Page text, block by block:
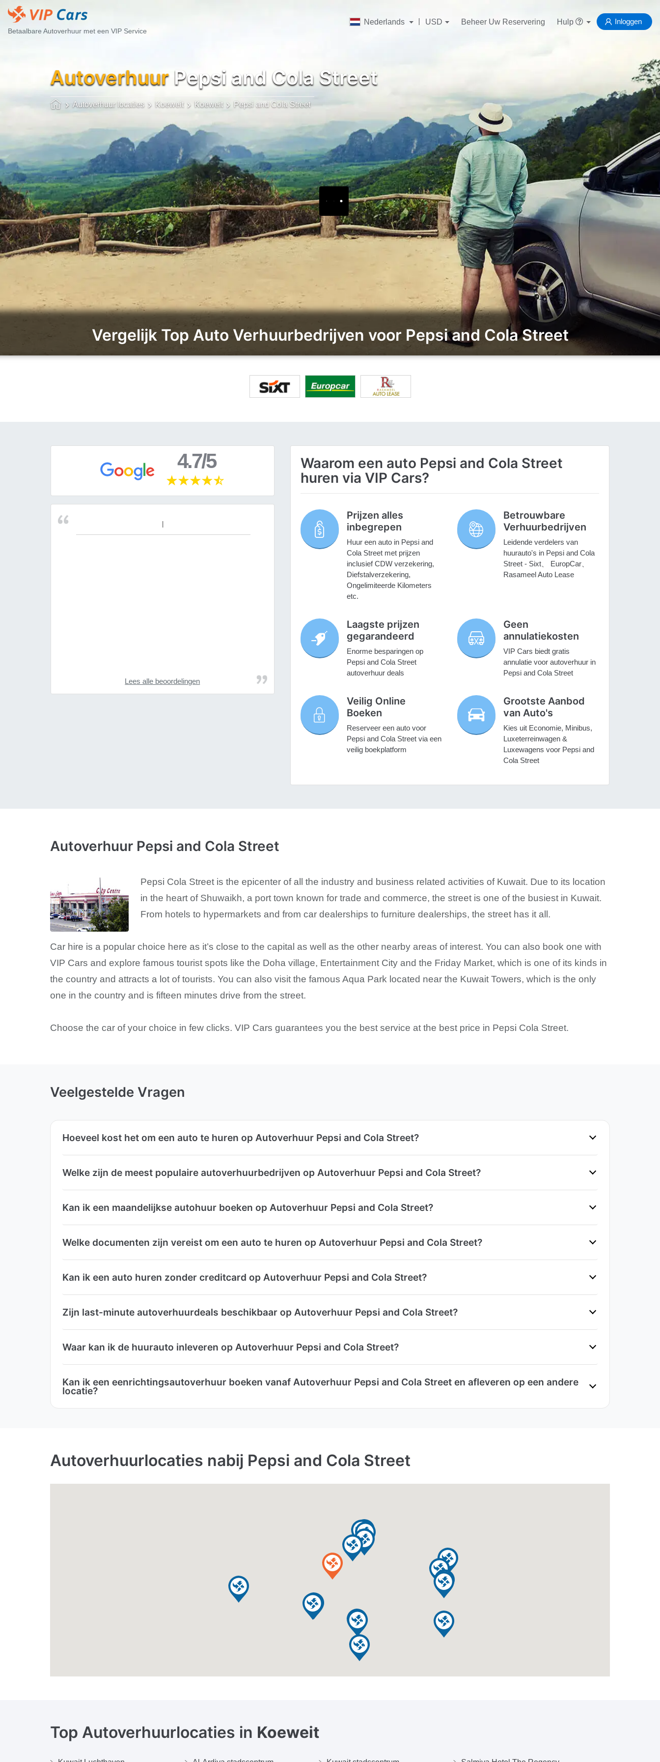
Betaalbare Autoverhuur met een VIP Service
Nederlands USD Beheer Uw Reservering Hulp Inloggen
AutoverhuurPepsi and Cola Street
Autoverhuur locaties Koeweit Koeweit Pepsi and Cola Street
Vergelijk Top Auto Verhuurbedrijven voor Pepsi and Cola Street
4.7/5
Lees alle beoordelingen
Waarom een auto Pepsi and Cola Street
huren via VIP Cars?
Prijzen alles
inbegrepen
Huur een auto in Pepsi and
Cola Street met prijzen
inclusief CDW verzekering,
Diefstalverzekering,
Ongelimiteerde Kilometers
etc.
Betrouwbare
Verhuurbedrijven
Leidende verdelers van
huurauto's in Pepsi and Cola
Street - Sixt、 EuropCar、
Rasameel Auto Lease
Laagste prijzen
gegarandeerd
Enorme besparingen op
Pepsi and Cola Street
autoverhuur deals
Geen
annulatiekosten
VIP Cars biedt gratis
annulatie voor autoverhuur in
Pepsi and Cola Street
Veilig Online
Boeken
Reserveer een auto voor
Pepsi and Cola Street via een
veilig boekplatform
Grootste Aanbod
van Auto's
Kies uit Economie, Minibus,
Luxeterreinwagen &
Luxewagens voor Pepsi and
Cola Street
Autoverhuur Pepsi and Cola Street
Pepsi Cola Street is the epicenter of all the industry and business related activities of Kuwait. Due to its location
in the heart of Shuwaikh, a port town known for trade and commerce, the street is one of the busiest in Kuwait.
From hotels to hypermarkets and from car dealerships to furniture dealerships, the street has it all.
Car hire is a popular choice here as it’s close to the capital as well as the other nearby areas of interest. You can also book one with
VIP Cars and explore famous tourist spots like the Doha village, Entertainment City and the Friday Market, which is one of its kinds in
the country and attracts a lot of tourists. You can also visit the famous Aqua Park located near the Kuwait Towers, which is the only
one in the country and is fifteen minutes drive from the street.
Choose the car of your choice in few clicks. VIP Cars guarantees you the best service at the best price in Pepsi Cola Street.
Veelgestelde Vragen
Hoeveel kost het om een auto te huren op Autoverhuur Pepsi and Cola Street?
Welke zijn de meest populaire autoverhuurbedrijven op Autoverhuur Pepsi and Cola Street?
Kan ik een maandelijkse autohuur boeken op Autoverhuur Pepsi and Cola Street?
Welke documenten zijn vereist om een auto te huren op Autoverhuur Pepsi and Cola Street?
Kan ik een auto huren zonder creditcard op Autoverhuur Pepsi and Cola Street?
Zijn last-minute autoverhuurdeals beschikbaar op Autoverhuur Pepsi and Cola Street?
Waar kan ik de huurauto inleveren op Autoverhuur Pepsi and Cola Street?
Kan ik een eenrichtingsautoverhuur boeken vanaf Autoverhuur Pepsi and Cola Street en afleveren op een andere
locatie?
Autoverhuurlocaties nabij Pepsi and Cola Street
Top Autoverhuurlocaties in Koeweit